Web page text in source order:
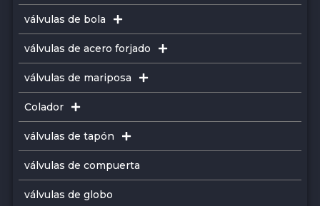
válvulas de bola
válvulas de acero forjado
válvulas de mariposa
Colador
válvulas de tapón
válvulas de compuerta
válvulas de globo